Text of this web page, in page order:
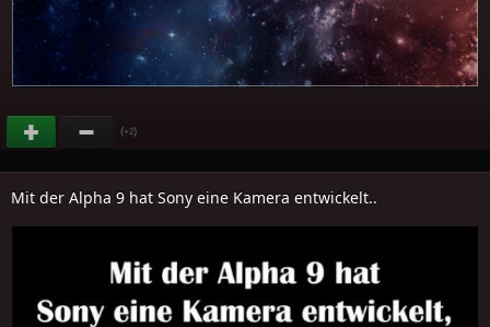
(+2)
Mit der Alpha 9 hat Sony eine Kamera entwickelt..